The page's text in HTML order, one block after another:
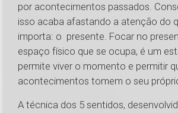
por acontecimentos passados.
isso acaba afastando a atenção do
importa: o presente. Focar no
espaço físico que se ocupa, é um
permite viver o momento e permitir
acontecimentos tomem o seu
A técnica dos 5 sentidos,